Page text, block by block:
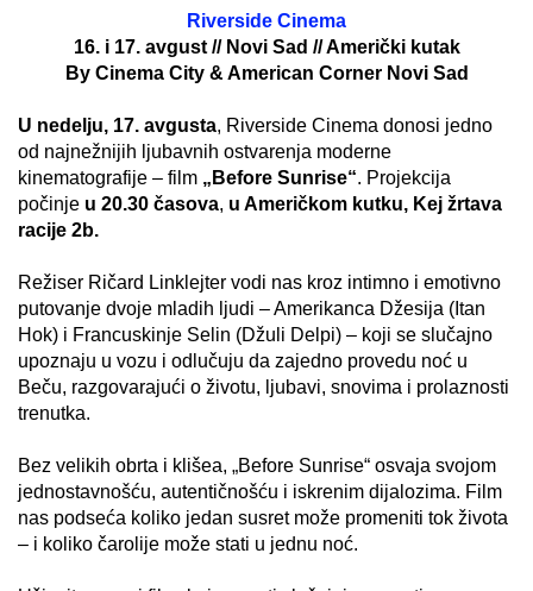
Riverside Cinema
16. i 17. avgust // Novi Sad // Američki kutak
By Cinema City & American Corner Novi Sad
U nedelju, 17. avgusta, Riverside Cinema donosi jedno
od najnežnijih ljubavnih ostvarenja moderne
kinematografije – film „Before Sunrise“. Projekcija
počinje u 20.30 časova, u Američkom kutku, Kej žrtava
racije 2b.
Režiser Ričard Linklejter vodi nas kroz intimno i emotivno
putovanje dvoje mladih ljudi – Amerikanca Džesija (Itan
Hok) i Francuskinje Selin (Džuli Delpi) – koji se slučajno
upoznaju u vozu i odlučuju da zajedno provedu noć u
Beču, razgovarajući o životu, ljubavi, snovima i prolaznosti
trenutka.
Bez velikih obrta i klišea, „Before Sunrise“ osvaja svojom
jednostavnošću, autentičnošću i iskrenim dijalozima. Film
nas podseća koliko jedan susret može promeniti tok života
– i koliko čarolije može stati u jednu noć.